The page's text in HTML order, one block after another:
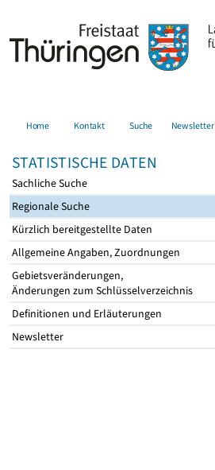
Home Kontakt Suche Newsletter
STATISTISCHE DATEN
Sachliche Suche
Regionale Suche
Kürzlich bereitgestellte Daten
Allgemeine Angaben, Zuordnungen
Gebietsveränderungen,
Änderungen zum Schlüsselverzeichnis
Definitionen und Erläuterungen
Newsletter